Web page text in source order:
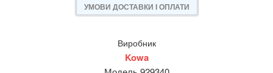
УМОВИ ДОСТАВКИ І ОПЛАТИ
Виробник
Kowa